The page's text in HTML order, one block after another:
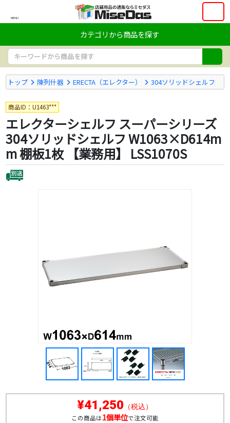
MENU
カテゴリから商品を探す
トップ 陳列什器 ERECTA（エレクター） 304ソリッドシェルフ
商品ID：U1463***
エレクターシェルフ スーパーシリーズ
304ソリッドシェルフ W1063×D614m
m 棚板1枚 【業務用】 LSS1070S
¥41,250 （税込）
この商品は1個単位で注文可能